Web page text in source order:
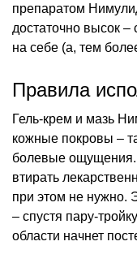
препаратом
достаточно высок
на себе (а, тем
Правила
Гель-крем и мазь
кожные покровы –
болевые
втирать
при этом не нужно.
– спустя пару-
области начнет